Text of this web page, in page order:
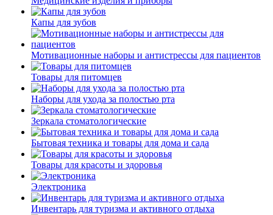
Капы для зубов
Мотивационные наборы и антистрессы для пациентов
Товары для питомцев
Наборы для ухода за полостью рта
Зеркала стоматологические
Бытовая техника и товары для дома и сада
Товары для красоты и здоровья
Электроника
Инвентарь для туризма и активного отдыха